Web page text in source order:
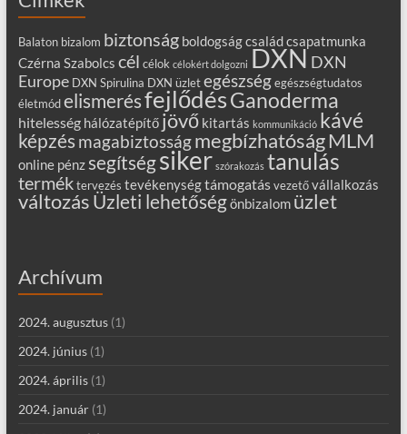
Balaton bizalom biztonság boldogságcsaládcsapatmunka
Czérna Szabolcs cél célok célokért dolgozni DXNDXN
Europe DXN Spirulina DXN üzlet egészség egészségtudatos
életmód elismerésfejlődésGanoderma
hitelesség hálózatépítő jövő kitartás kommunikáció kávé
képzésmagabiztosságmegbízhatóság MLM
online pénz segítségsiker szórakozás tanulás
termék tervezés tevékenységtámogatás vezető vállalkozás
változás Üzleti lehetőségönbizalom üzlet
Archívum
2024. augusztus(1)
2024. június(1)
2024. április(1)
2024. január(1)